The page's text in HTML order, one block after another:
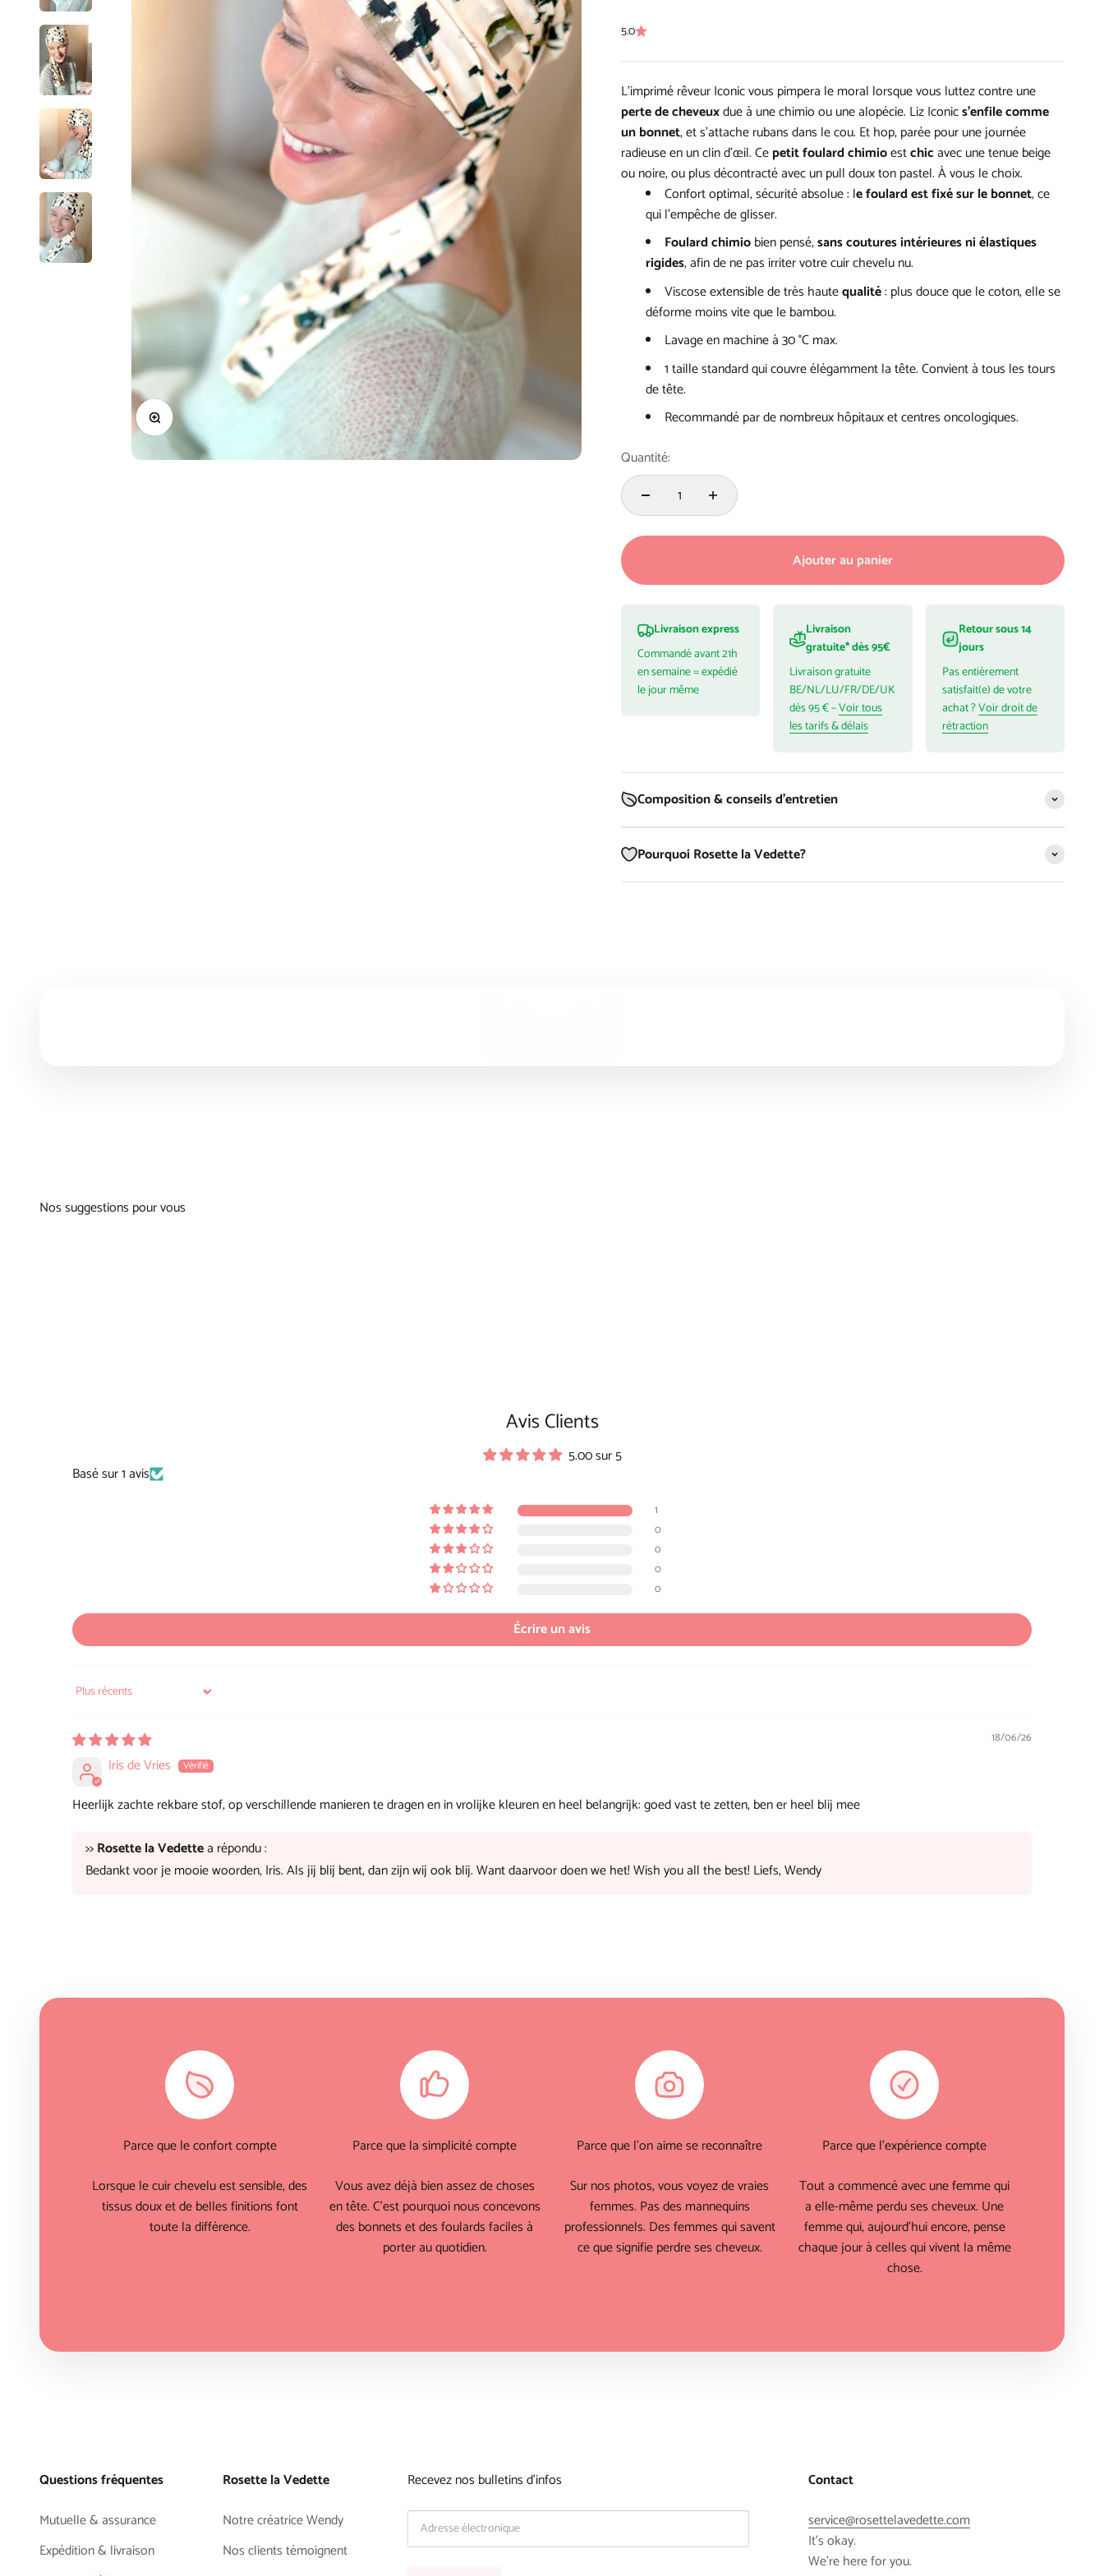
Zoomer sur l'image
5.0
L'imprimé rêveur Iconic vous pimpera le moral lorsque vous luttez contre une
perte de cheveuxdue à une chimio ou une alopécie. Liz Iconics’enfile comme
un bonnet, et s’attache rubans dans le cou. Et hop, parée pour une journée
radieuse en un clin d'œil. Cepetit foulard chimioestchicavec une tenue beige
ou noire, ou plus décontracté avec un pull doux ton pastel. À vous le choix.
Confort optimal, sécurité absolue : le foulard est fixé sur le bonnet, ce
qui l’empêche de glisser.
Foulard chimiobien pensé,sans coutures intérieures ni élastiques
rigides, afin de ne pas irriter votre cuir chevelu nu.
Viscose extensible de très hautequalité: plus douce que le coton, elle se
déforme moins vite que le bambou.
Lavage en machine à 30 °C max.
1 taille standard qui couvre élégamment la tête. Convient à tous les tours
de tête.
Recommandé par de nombreux hôpitaux et centres oncologiques.
Quantité:
Ajouter au panier
Livraison express
Commandé avant 21h
en semaine = expédié
le jour même
Livraison
gratuite* dès 95€
Livraison gratuite
BE/NL/LU/FR/DE/UK
dès 95 € –Voir tous
les tarifs & délais
Retour sous 14
jours
Pas entièrement
satisfait(e) de votre
achat ?Voir droit de
rétraction
Composition & conseils d'entretien
Pourquoi Rosette la Vedette?
Avis Clients
5.00 sur 5
Basé sur 1 avis
1
0
0
0
0
Écrire un avis
Sort by
18/06/26
Iris de Vries
Heerlijk zachte rekbare stof, op verschillende manieren te dragen en in vrolijke kleuren en heel belangrijk: goed vast te zetten, ben er heel blij mee
>>Rosette la Vedettea répondu :
Bedankt voor je mooie woorden, Iris. Als jij blij bent, dan zijn wij ook blij. Want daarvoor doen we het! Wish you all the best! Liefs, Wendy
Parce que le confort compte
Lorsque le cuir chevelu est sensible, des
tissus doux et de belles finitions font
toute la différence.
Parce que la simplicité compte
Vous avez déjà bien assez de choses
en tête. C'est pourquoi nous concevons
des bonnets et des foulards faciles à
porter au quotidien.
Parce que l'on aime se reconnaître
Sur nos photos, vous voyez de vraies
femmes. Pas des mannequins
professionnels. Des femmes qui savent
ce que signifie perdre ses cheveux.
Parce que l'expérience compte
Tout a commencé avec une femme qui
a elle-même perdu ses cheveux. Une
femme qui, aujourd'hui encore, pense
chaque jour à celles qui vivent la même
chose.
Questions fréquentes
Mutuelle & assurance
Expédition & livraison
Rosette la Vedette
Notre créatrice Wendy
Nos clients témoignent
Recevez nos bulletins d'infos
Contact
service@rosettelavedette.com
It's okay.
We're here for you.